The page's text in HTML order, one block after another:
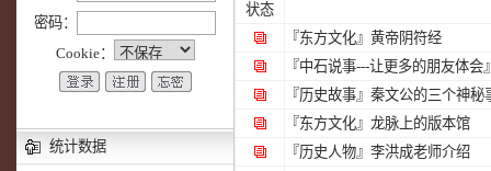
密码：
Cookie：
统计数据
状态
『东方文化』 黄帝阴符经
『中石说事---让更多的朋友体会
『历史故事』 秦文公的三个神秘
『东方文化』 龙脉上的版本馆
『历史人物』 李洪成老师介绍